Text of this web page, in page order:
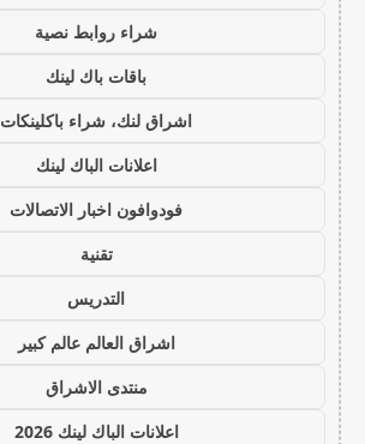
شراء روابط نصية
باقات باك لينك
اشراق لنك، شراء باكلينكات
اعلانات الباك لينك
فودوافون اخبار الاتصالات
تقنية
التدريس
اشراق العالم عالم كبير
منتدى الاشراق
اعلانات الباك لينك 2026